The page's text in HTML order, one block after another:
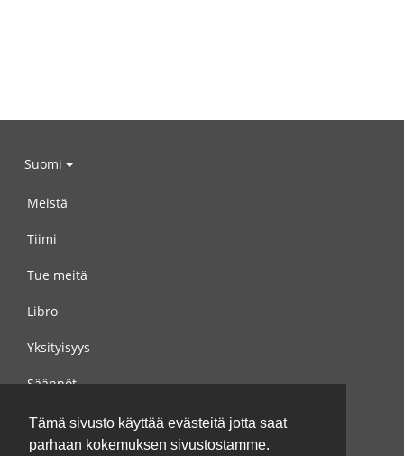
Tämä sivusto käyttää evästeitä jotta saat
parhaan kokemuksen sivustostamme.
Suomi
Meistä
Tiimi
Tue meitä
Libro
Yksityisyys
Säännöt
Ota yhteyttä meihin